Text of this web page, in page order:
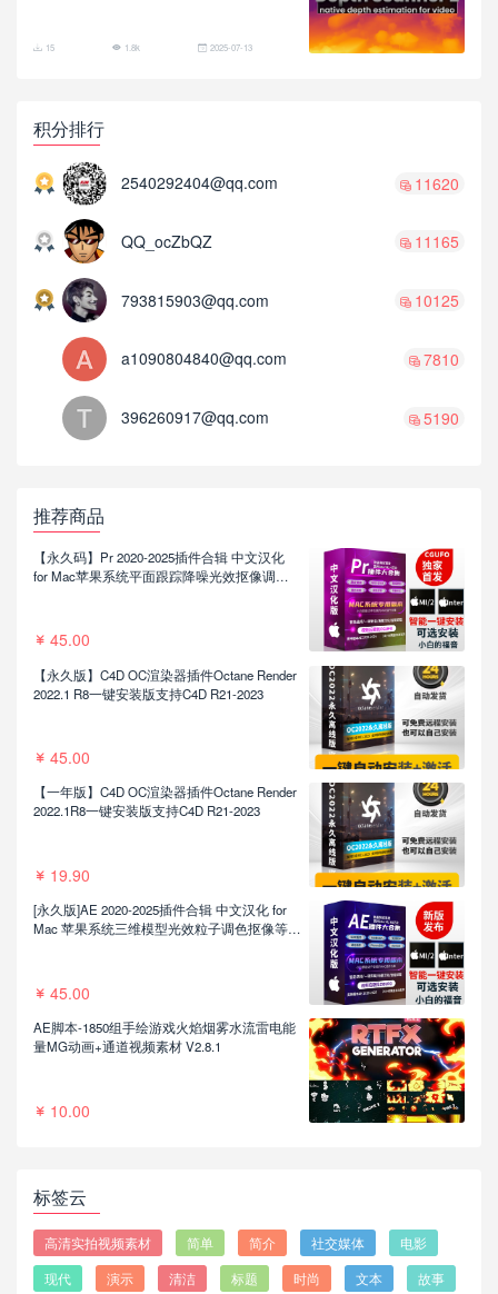
15 1.8k 2025-07-13
积分排行
2540292404@qq.com 11620
QQ_ocZbQZ 11165
793815903@qq.com 10125
a1090804840@qq.com 7810
396260917@qq.com 5190
推荐商品
【永久码】Pr 2020-2025插件合辑 中文汉化
for Mac苹果系统平面跟踪降噪光效抠像调色
45.00
【永久版】C4D OC渲染器插件Octane Render
2022.1 R8一键安装版支持C4D R21-2023
45.00
【一年版】C4D OC渲染器插件Octane Render
2022.1R8一键安装版支持C4D R21-2023
19.90
[永久版]AE 2020-2025插件合辑 中文汉化 for
Mac 苹果系统三维模型光效粒子调色抠像等插
45.00
AE脚本-1850组手绘游戏火焰烟雾水流雷电能
量MG动画+通道视频素材 V2.8.1
10.00
标签云
高清实拍视频素材 简单 简介 社交媒体
电影
现代
演示 清洁 标题 时尚 文本
故事